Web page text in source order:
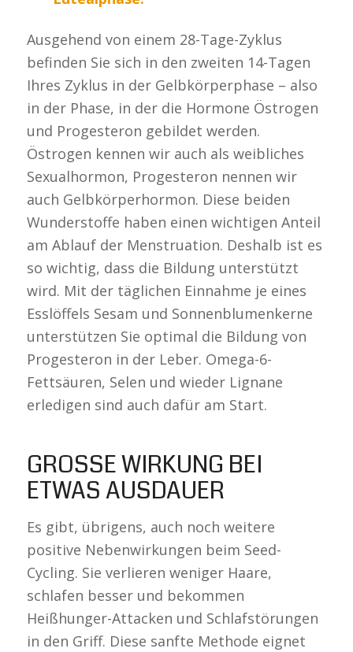
Ausgehend von einem 28-Tage-Zyklus
befinden Sie sich in den zweiten 14-Tagen
Ihres Zyklus in der Gelbkörperphase – also
in der Phase, in der die Hormone Östrogen
und Progesteron gebildet werden.
Östrogen kennen wir auch als weibliches
Sexualhormon, Progesteron nennen wir
auch Gelbkörperhormon. Diese beiden
Wunderstoffe haben einen wichtigen Anteil
am Ablauf der Menstruation. Deshalb ist es
so wichtig, dass die Bildung unterstützt
wird. Mit der täglichen Einnahme je eines
Esslöffels Sesam und Sonnenblumenkerne
unterstützen Sie optimal die Bildung von
Progesteron in der Leber. Omega-6-
Fettsäuren, Selen und wieder Lignane
erledigen sind auch dafür am Start.
GROSSE WIRKUNG BEI E
TWAS AUSDAUER
Es gibt, übrigens, auch noch weitere
positive Nebenwirkungen beim Seed-
Cycling. Sie verlieren weniger Haare,
schlafen besser und bekommen
Heißhunger-Attacken und Schlafstörungen
in den Griff. Diese sanfte Methode eignet